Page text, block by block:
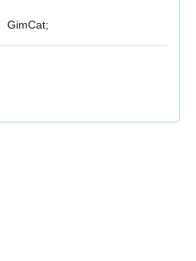
GimCat;